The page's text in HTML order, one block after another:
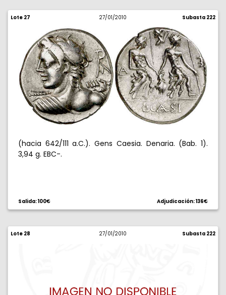
Lote 27 27/01/2010 Subasta 222
(hacia 642/111 a.C.). Gens Caesia. Denaria. (Bab. 1).
3,94 g. EBC-.
Salida: 100€ Adjudicación: 136€
Lote 28 27/01/2010 Subasta 222